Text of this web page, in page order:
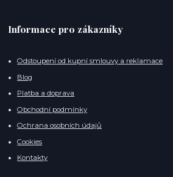
Informace pro zákazníky
Odstoupení od kupní smlouvy a reklamace
Blog
Platba a doprava
Obchodní podmínky
Ochrana osobních údajů
Cookies
Kontakty